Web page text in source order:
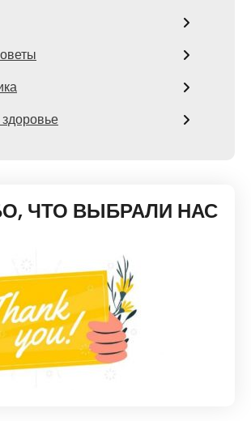
ЧТО ВЫБРАЛИ НАС